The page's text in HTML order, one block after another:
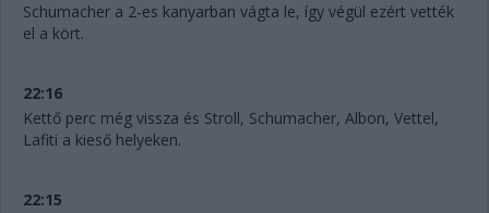
Schumacher a 2-es kanyarban vágta le, így végül ezért vették
el a kört.
22:16
Kettő perc még vissza és Stroll, Schumacher, Albon, Vettel,
Lafiti a kieső helyeken.
22:15